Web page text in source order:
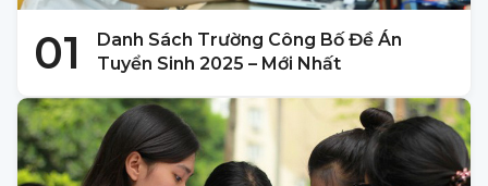
01
Danh Sách Trường Công Bố Đề Án
Tuyển Sinh 2025 – Mới Nhất